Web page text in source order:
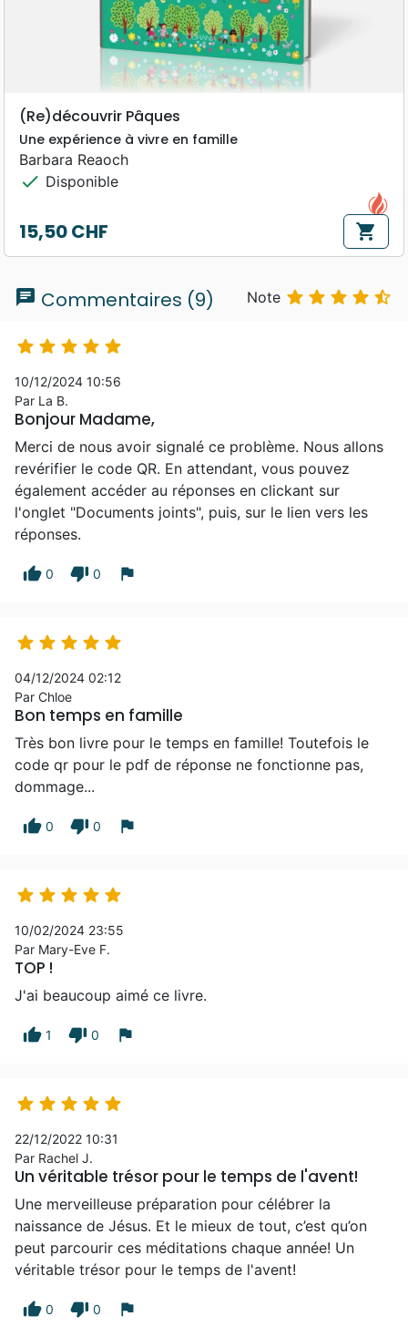
(Re)découvrir Pâques
Une expérience à vivre en famille
Barbara Reaoch
check Disponible
Prix
15,50 CHF shopping_cart
chat Commentaires (9) Note     
    
10/12/2024 10:56
Par La B.
Bonjour Madame,
Merci de nous avoir signalé ce problème. Nous allons
revérifier le code QR. En attendant, vous pouvez
également accéder au réponses en clickant sur
l'onglet "Documents joints", puis, sur le lien vers les
réponses.
thumb_up 0 thumb_down 0 flag
    
04/12/2024 02:12
Par Chloe
Bon temps en famille
Très bon livre pour le temps en famille! Toutefois le
code qr pour le pdf de réponse ne fonctionne pas,
dommage...
thumb_up 0 thumb_down 0 flag
    
10/02/2024 23:55
Par Mary-Eve F.
TOP !
J'ai beaucoup aimé ce livre.
thumb_up 1 thumb_down 0 flag
    
22/12/2022 10:31
Par Rachel J.
Un véritable trésor pour le temps de l'avent!
Une merveilleuse préparation pour célébrer la
naissance de Jésus. Et le mieux de tout, c’est qu’on
peut parcourir ces méditations chaque année! Un
véritable trésor pour le temps de l'avent!
thumb_up 0 thumb_down 0 flag